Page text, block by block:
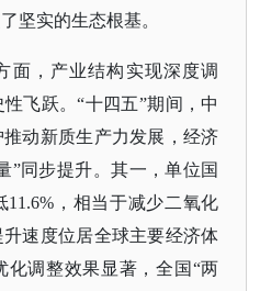
坚实的生态根基。
面，产业结构实现深度调
性飞跃。“十四五”期间，中
动新质生产力发展，经济
”同步提升。其一，单位国
，相当于减少二氧化
速度位居全球主要经济体
化调整效果显著，全国“两